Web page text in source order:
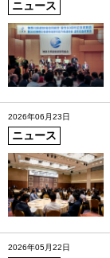
ニュース
2026年06月23日
ニュース
2026年05月22日